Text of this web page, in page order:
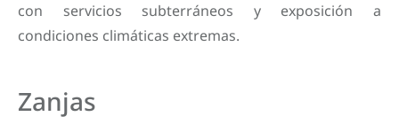
con servicios subterráneos y exposición a
condiciones climáticas extremas.
Zanjas